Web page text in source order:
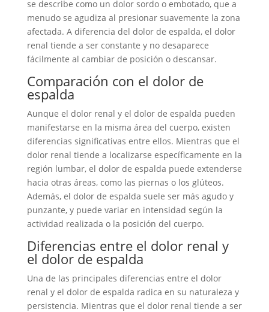
se describe como un dolor sordo o embotado, que a
menudo se agudiza al presionar suavemente la zona
afectada. A diferencia del dolor de espalda, el dolor
renal tiende a ser constante y no desaparece
fácilmente al cambiar de posición o descansar.
Comparación con el dolor de
espalda
Aunque el dolor renal y el dolor de espalda pueden
manifestarse en la misma área del cuerpo, existen
diferencias significativas entre ellos. Mientras que el
dolor renal tiende a localizarse específicamente en la
región lumbar, el dolor de espalda puede extenderse
hacia otras áreas, como las piernas o los glúteos.
Además, el dolor de espalda suele ser más agudo y
punzante, y puede variar en intensidad según la
actividad realizada o la posición del cuerpo.
Diferencias entre el dolor renal y
el dolor de espalda
Una de las principales diferencias entre el dolor
renal y el dolor de espalda radica en su naturaleza y
persistencia. Mientras que el dolor renal tiende a ser